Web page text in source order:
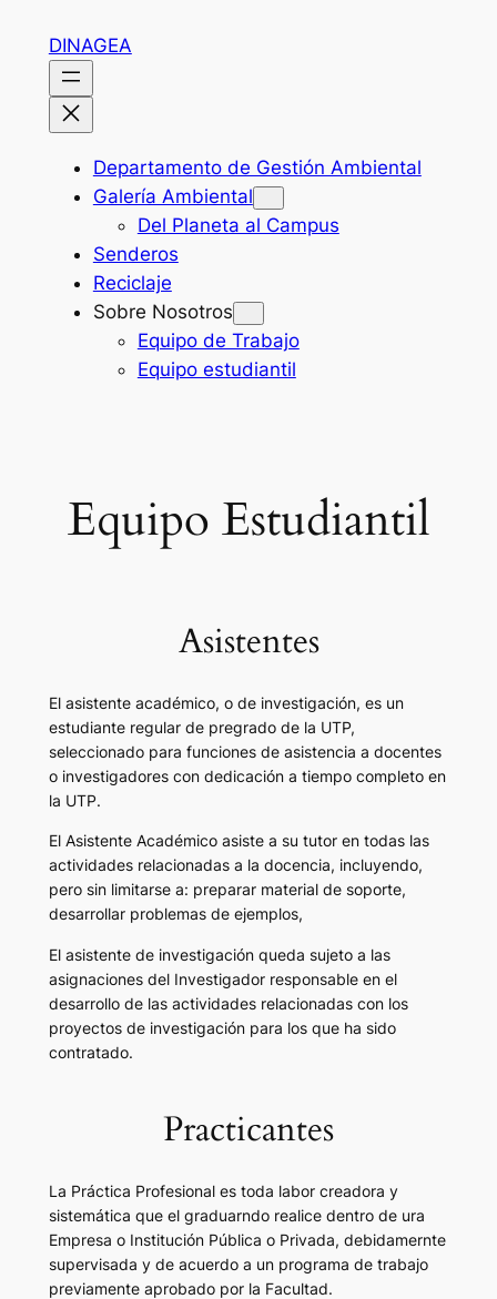
content
DINAGEA
Departamento de Gestión Ambiental
Galería Ambiental
Del Planeta al Campus
Senderos
Reciclaje
Sobre Nosotros
Equipo de Trabajo
Equipo estudiantil
Equipo Estudiantil
Asistentes
El asistente académico, o de investigación, es un
estudiante regular de pregrado de la UTP,
seleccionado para funciones de asistencia a docentes
o investigadores con dedicación a tiempo completo en
la UTP.
El Asistente Académico asiste a su tutor en todas las
actividades relacionadas a la docencia, incluyendo,
pero sin limitarse a: preparar material de soporte,
desarrollar problemas de ejemplos,
El asistente de investigación queda sujeto a las
asignaciones del Investigador responsable en el
desarrollo de las actividades relacionadas con los
proyectos de investigación para los que ha sido
contratado.
Practicantes
La Práctica Profesional es toda labor creadora y
sistemática que el graduarndo realice dentro de ura
Empresa o Institución Pública o Privada, debidamernte
supervisada y de acuerdo a un programa de trabajo
previamente aprobado por la Facultad.